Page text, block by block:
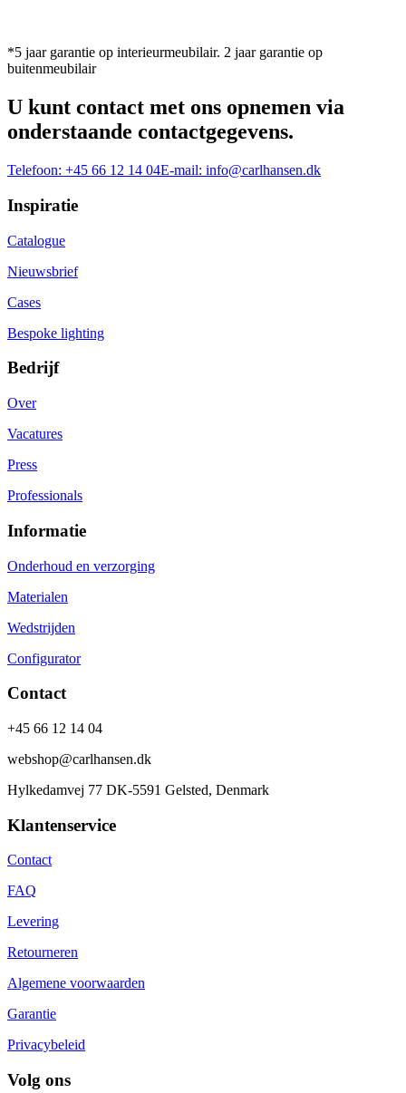
*5 jaar garantie op interieurmeubilair. 2 jaar garantie op
buitenmeubilair
U kunt contact met ons opnemen via
onderstaande contactgegevens.
Telefoon: +45 66 12 14 04E-mail: info@carlhansen.dk
Inspiratie
Catalogue
Nieuwsbrief
Cases
Bespoke lighting
Bedrijf
Over
Vacatures
Press
Professionals
Informatie
Onderhoud en verzorging
Materialen
Wedstrijden
Configurator
Contact
+45 66 12 14 04
webshop@carlhansen.dk
Hylkedamvej 77 DK-5591 Gelsted, Denmark
Klantenservice
Contact
FAQ
Levering
Retourneren
Algemene voorwaarden
Garantie
Privacybeleid
Volg ons